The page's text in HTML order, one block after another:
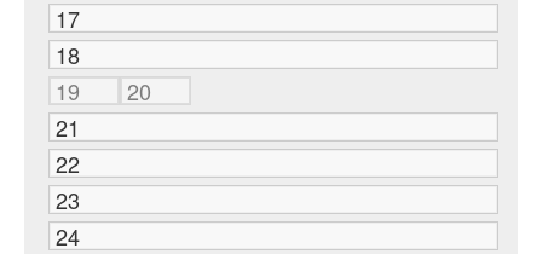
17
18
19
20
21
22
23
24